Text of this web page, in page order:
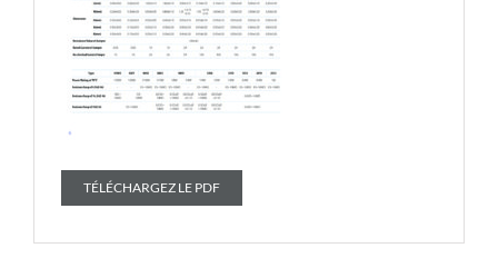
TÉLÉCHARGEZ LE PDF